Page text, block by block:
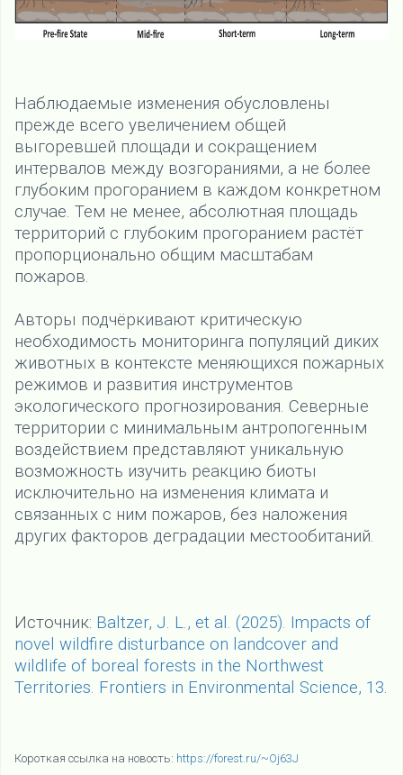
Наблюдаемые изменения обусловлены
прежде всего увеличением общей
выгоревшей площади и сокращением
интервалов между возгораниями, а не более
глубоким прогоранием в каждом конкретном
случае. Тем не менее, абсолютная площадь
территорий с глубоким прогоранием растёт
пропорционально общим масштабам
пожаров.
Авторы подчёркивают критическую
необходимость мониторинга популяций диких
животных в контексте меняющихся пожарных
режимов и развития инструментов
экологического прогнозирования. Северные
территории с минимальным антропогенным
воздействием представляют уникальную
возможность изучить реакцию биоты
исключительно на изменения климата и
связанных с ним пожаров, без наложения
других факторов деградации местообитаний.
Источник: Baltzer, J. L., et al. (2025). Impacts of
novel wildfire disturbance on landcover and
wildlife of boreal forests in the Northwest
Territories. Frontiers in Environmental Science, 13.
Короткая ссылка на новость: https://forest.ru/~Oj63J